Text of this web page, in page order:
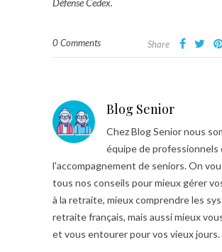
Défense Cedex.
0 Comments Share
Blog Senior
Chez Blog Senior nous
équipe de professionnels
l'accompagnement de seniors. On
tous nos conseils pour mieux gérer
à la retraite, mieux comprendre les
retraite français, mais aussi mieux
et vous entourer pour vos vieux jours.